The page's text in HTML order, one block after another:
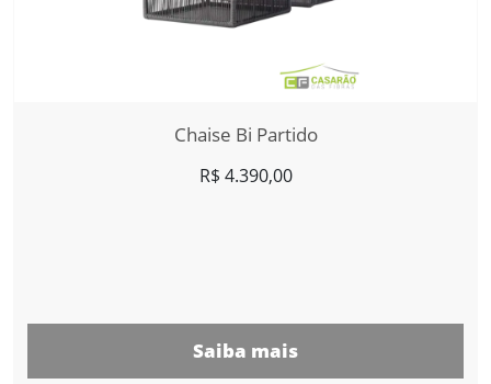
Chaise Bi Partido
R$ 4.390,00
Saiba mais